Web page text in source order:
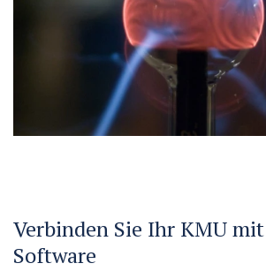
Verbinden Sie Ihr KMU
Software